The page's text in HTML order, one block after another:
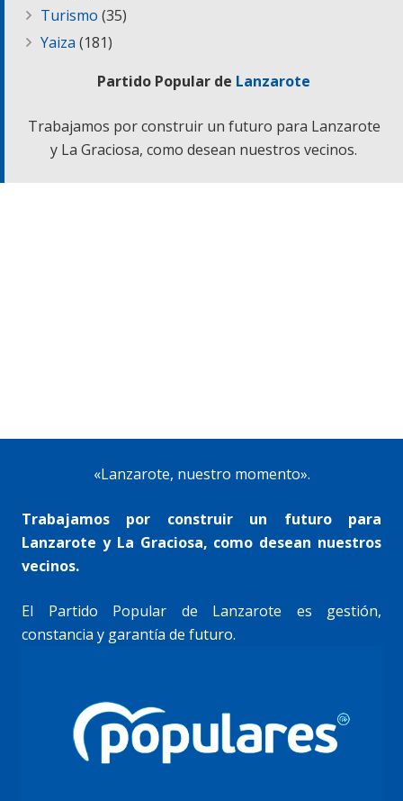
Turismo (35)
Yaiza (181)
Partido Popular de Lanzarote
Trabajamos por construir un futuro para Lanzarote
y La Graciosa, como desean nuestros vecinos.
«Lanzarote, nuestro momento».
Trabajamos por construir un futuro para
Lanzarote y La Graciosa, como desean nuestros
vecinos.
El Partido Popular de Lanzarote es gestión,
constancia y garantía de futuro.